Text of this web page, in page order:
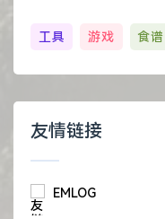
工具 游戏 食谱
友情链接
EMLOG